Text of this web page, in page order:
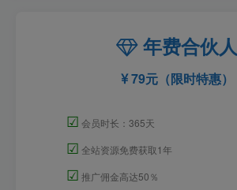
年费合伙人
79元（限时特惠）
☑ 会员时长：365天
☑ 全站资源免费获取1年
☑ 推广佣金高达50％